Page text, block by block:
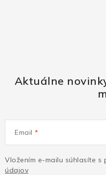
Aktuálne
Email
Vložením e-mailu súhlasíte s
údajov